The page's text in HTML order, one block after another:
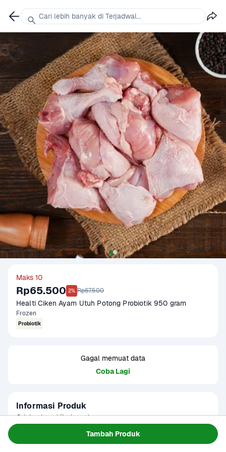
Tambah Produk
Maks 10
Rp65.500 2% Rp67.500
Healti Ciken Ayam Utuh Potong Probiotik 950 gram
Frozen
Probiotik
Gagal memuat data
Coba Lagi
Informasi Produk
Origin : Local/Indonesia
Gramation : 900-1000 gram
Cari lebih banyak di Terjadwal...